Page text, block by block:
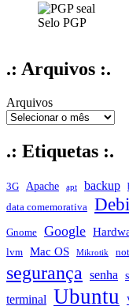
Selo PGP
.: Arquivos :.
Arquivos
.: Etiquetas :.
3G Apache apt backup
data comemorativa
Gnome Google
lvm Mac OS Mikrotik
segurança senha
terminal Ubuntu